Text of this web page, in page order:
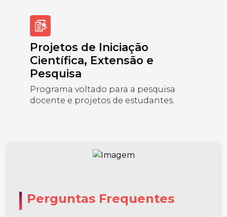
Projetos de Iniciação
Científica, Extensão e
Pesquisa
Programa voltado para a pesquisa
docente e projetos de estudantes.
Perguntas Frequentes